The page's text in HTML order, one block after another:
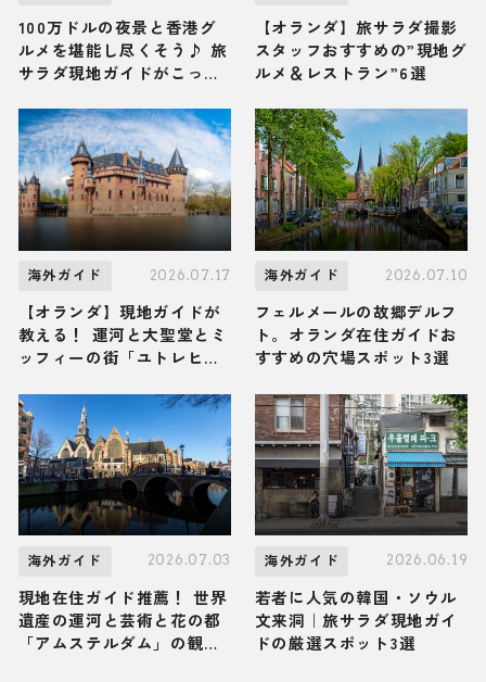
100万ドルの夜景と香港グ
ルメを堪能し尽くそう♪ 旅
サラダ現地ガイドがこっそ
光スポット・グルメ・お土
産3選
【オランダ】旅サラダ撮影
スタッフおすすめの”現地グ
ルメ＆レストラン”6選
海外ガイド 2026.07.17
【オランダ】現地ガイドが
教える！ 運河と大聖堂とミ
ッフィーの街「ユトレヒ
メ・お土産3選
海外ガイド 2026.07.10
フェルメールの故郷デルフ
ト。オランダ在住ガイドお
すすめの穴場スポット3選
海外ガイド 2026.07.03
現地在住ガイド推薦！ 世界
遺産の運河と芸術と花の都
「アムステルダム」の観光
海外ガイド 2026.06.19
若者に人気の韓国・ソウル
文来洞｜旅サラダ現地ガイ
ドの厳選スポット3選